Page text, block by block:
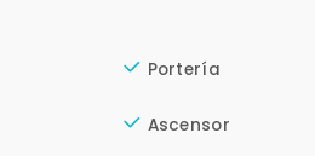
Portería
Ascensor